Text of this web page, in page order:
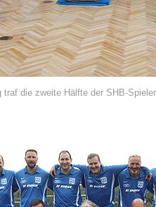
die zweite Hälfte der SHB-